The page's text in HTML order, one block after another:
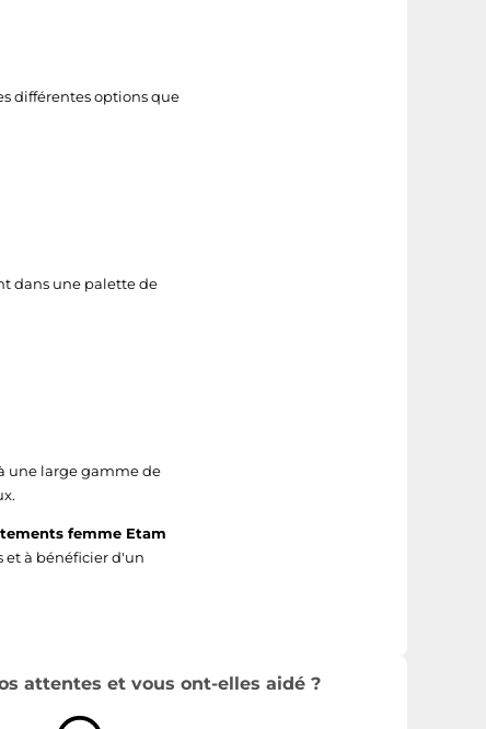
différentes options que
dans une palette de
une large gamme de
femme Etam
et à bénéficier d'un
attentes et vous ont-elles aidé ?